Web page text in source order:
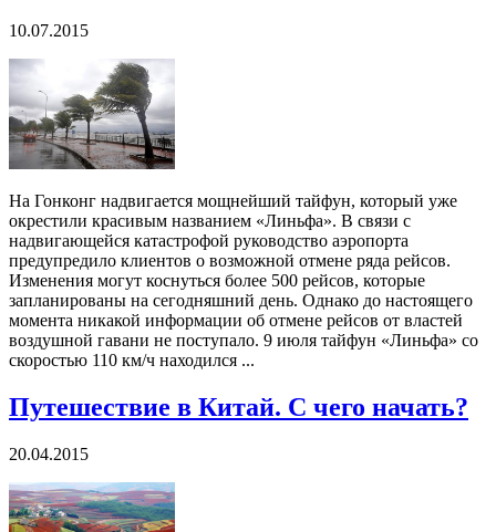
10.07.2015
На Гонконг надвигается мощнейший тайфун, который уже
окрестили красивым названием «Линьфа». В связи с
надвигающейся катастрофой руководство аэропорта
предупредило клиентов о возможной отмене ряда рейсов.
Изменения могут коснуться более 500 рейсов, которые
запланированы на сегодняшний день. Однако до настоящего
момента никакой информации об отмене рейсов от властей
воздушной гавани не поступало. 9 июля тайфун «Линьфа» со
скоростью 110 км/ч находился ...
Путешествие в Китай. С чего начать?
20.04.2015